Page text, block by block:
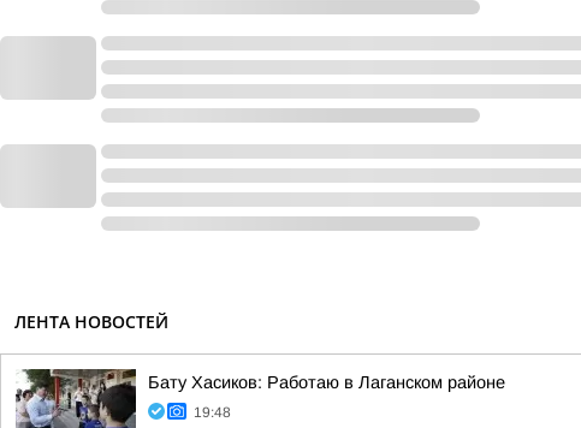
ЛЕНТА НОВОСТЕЙ
Бату Хасиков: Работаю в Лаганском районе
19:48